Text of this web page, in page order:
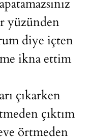
yüzünden
diye içten
ikna ettim
çıkarken
çıktım
örtmeden